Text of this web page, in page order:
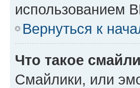
использованием
Вернуться к
Что такое
Смайлики, или